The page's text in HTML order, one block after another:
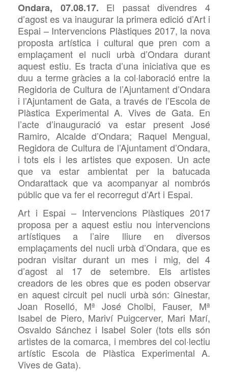
Ondara, 07.08.17. El passat divendres 4
d’agost es va inaugurar la primera edició d’Art i
Espai – Intervencions Plàstiques 2017, la nova
proposta artística i cultural que pren com a
emplaçament el nucli urbà d’Ondara durant
aquest estiu. Es tracta d’una iniciativa que es
duu a terme gràcies a la col·laboració entre la
Regidoria de Cultura de l’Ajuntament d’Ondara
i l’Ajuntament de Gata, a través de l’Escola de
Plàstica Experimental A. Vives de Gata. En
l’acte d’inauguració va estar present José
Ramiro, Alcalde d’Ondara; Raquel Mengual,
Regidora de Cultura de l’Ajuntament d’Ondara,
i tots els i les artistes que exposen. Un acte
que va estar ambientat per la batucada
Ondarattack que va acompanyar al nombrós
públic que va fer el recorregut d’Art i Espai.
Art i Espai – Intervencions Plàstiques 2017
proposa per a aquest estiu nou intervencions
artístiques a l’aire lliure en diversos
emplaçaments del nucli urbà d’Ondara, que es
podran visitar durant un mes i mig, del 4
d’agost al 17 de setembre. Els artistes
creadors de les obres que es poden observar
en aquest circuit pel nucli urbà són: Ginestar,
Joan Roselló, Mª José Cholbi, Fauser, Mª
Isabel de Piero, Mariví Puigcerver, Mari Marí,
Osvaldo Sánchez i Isabel Soler (tots ells són
artistes de la comarca, i membres del col·lectiu
artístic Escola de Plàstica Experimental A.
Vives de Gata).